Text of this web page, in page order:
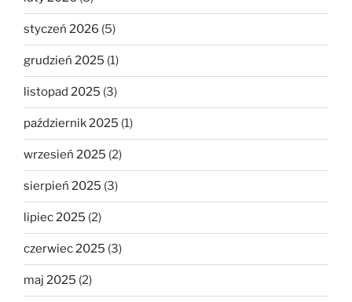
styczeń 2026 (5)
grudzień 2025 (1)
listopad 2025 (3)
październik 2025 (1)
wrzesień 2025 (2)
sierpień 2025 (3)
lipiec 2025 (2)
czerwiec 2025 (3)
maj 2025 (2)